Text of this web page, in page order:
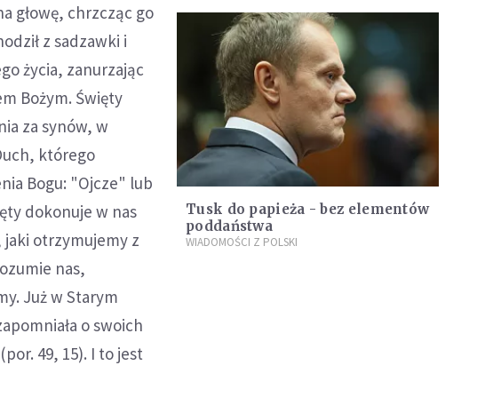
głowę, chrzcząc go
z sadzawki i
życia, zanurzając
Bożym. Święty
za synów, w
którego
Bogu: "Ojcze" lub
dokonuje w nas
jaki otrzymujemy z
nas,
Już w Starym
o swoich
49, 15). I to jest
Tusk do papieża - bez elementów
poddaństwa
WIADOMOŚCI Z POLSKI